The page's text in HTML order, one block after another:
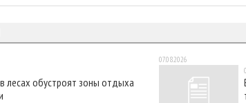
лесах обустроят зоны отдыха
07.08.2026